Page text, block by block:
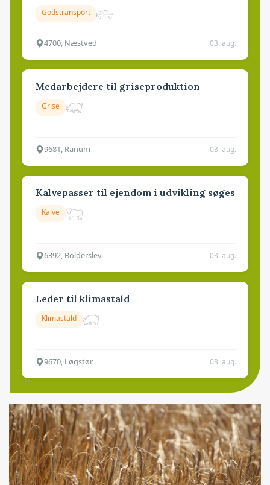
Godstransport
4700, Næstved 03. aug.
Medarbejdere til griseproduktion
Grise
9681, Ranum 03. aug.
Kalvepasser til ejendom i udvikling søges
Kalve
6392, Bolderslev 03. aug.
Leder til klimastald
Klimastald
9670, Løgstør 03. aug.